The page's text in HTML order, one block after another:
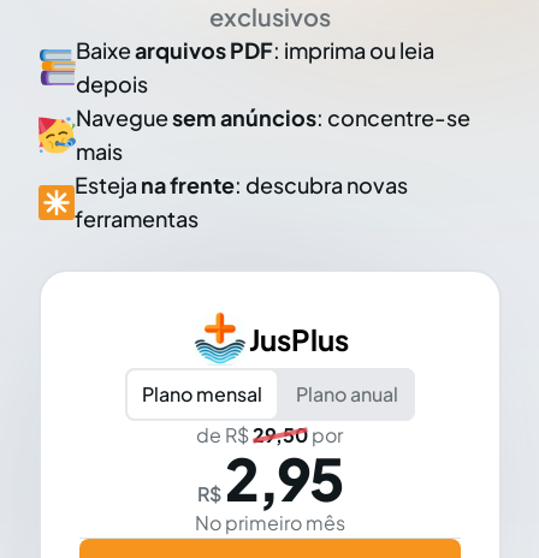
exclusivos
Baixearquivos PDF: imprima ou leia
depois
Naveguesem anúncios: concentre-se
mais
Esteja na frente: descubra novas
ferramentas
JusPlus
Plano mensal
Plano anual
de R$29,50por
R$ 2,95
No primeiro mês